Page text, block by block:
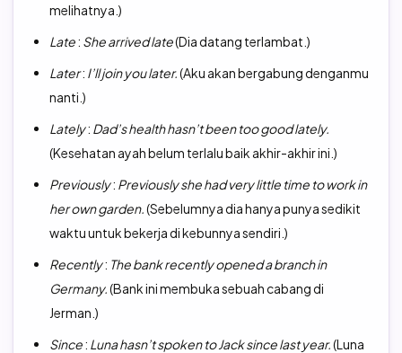
melihatnya.)
Late: She arrived late(Dia datang terlambat.)
Later: I’ll join you later.(Aku akan bergabung denganmu
nanti.)
Lately: Dad’s health hasn’t been too good lately.
(Kesehatan ayah belum terlalu baik akhir-akhir ini.)
Previously: Previously she had very little time to work in
her own garden. (Sebelumnya dia hanya punya sedikit
waktu untuk bekerja di kebunnya sendiri.)
Recently: The bank recently opened a branch in
Germany. (Bank ini membuka sebuah cabang di
Jerman.)
Since: Luna hasn’t spoken to Jack since last year.(Luna